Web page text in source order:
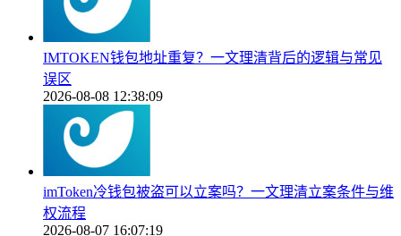
IMTOKEN钱包地址重复？一文理清背后的逻辑与常见
误区
2026-08-08 12:38:09
imToken冷钱包被盗可以立案吗？一文理清立案条件与维
权流程
2026-08-07 16:07:19